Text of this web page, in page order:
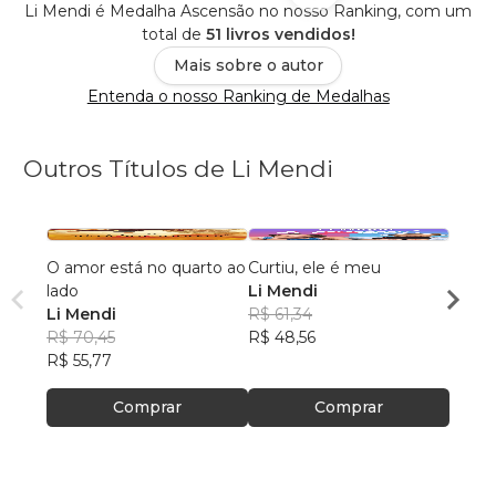
Li Mendi é Medalha Ascensão no nosso Ranking, com um
total de 51 livros vendidos!
Mais sobre o autor
Entenda o nosso Ranking de Medalhas
Outros Títulos de Li Mendi
O amor está no quarto ao
lado
Li Mendi
R$ 70,45
R$ 55,77
Comprar
Curtiu, ele é meu
Li Mendi
R$ 61,34
R$ 48,56
Comprar
Li
R$